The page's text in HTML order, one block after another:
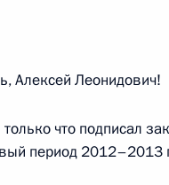
профсоюзных
Алексей Леонидович!
что подписал
период 2012–2013